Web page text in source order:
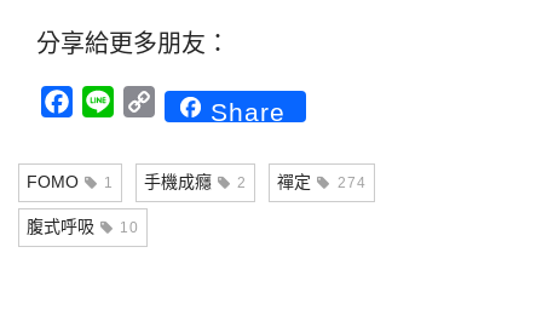
分享給更多朋友：
Facebook
Line CopyShare
FOMO 1 手機成癮 2 禪定 274
腹式呼吸 10